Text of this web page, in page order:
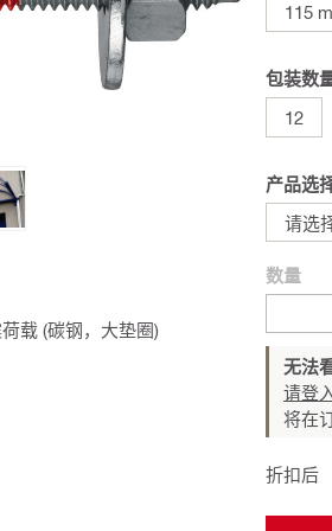
载 (碳钢，大垫圈)
115
包装数
12
产品选
请选
数量
无法
请登
将在
折扣后